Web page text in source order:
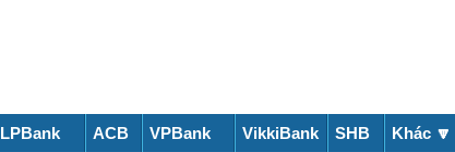
LPBank ACB VPBank VikkiBank SHB Khác 🔽